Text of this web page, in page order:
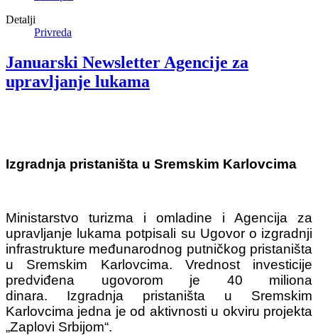
Detalji
Privreda
Januarski Newsletter Agencije za
upravljanje lukama
Izgradnja pristaništa u Sremskim Karlovcima
Ministarstvo turizma i omladine i Agencija za
upravljanje lukama potpisali su Ugovor o izgradnji
infrastrukture međunarodnog putničkog pristaništa
u Sremskim Karlovcima. Vrednost investicije
predviđena ugovorom je 40 miliona
dinara. Izgradnja pristaništa u Sremskim
Karlovcima jedna je od aktivnosti u okviru projekta
„Zaplovi Srbijom“.